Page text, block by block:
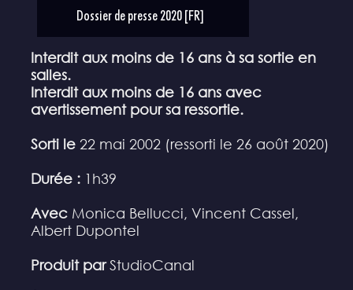
Interdit aux moins de 16 ans à sa sortie en
salles.
Interdit aux moins de 16 ans avec
avertissement pour sa ressortie.
Sorti le 22 mai 2002 (ressorti le 26 août 2020)
Durée : 1h39
Avec Monica Bellucci, Vincent Cassel,
Albert Dupontel
Produit parStudioCanal
Dossier de presse 2020 [FR]